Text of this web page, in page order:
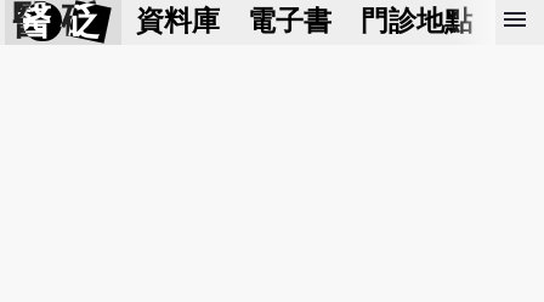
醫 砭 資料庫 電子書 門診地點 預
menu